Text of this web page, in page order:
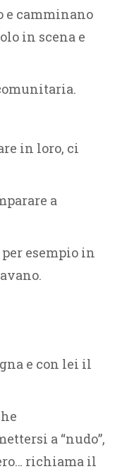
e camminano
in scena e
in loro, ci
a
esempio in
e con lei il
a “nudo”,
richiama il